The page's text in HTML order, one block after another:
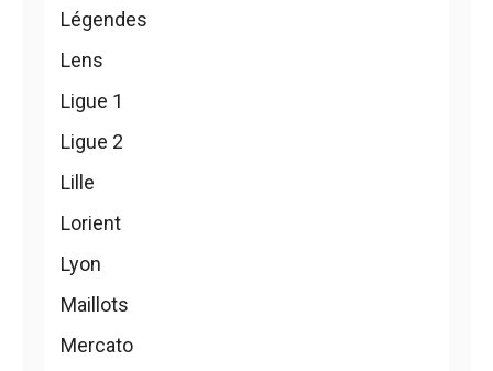
Légendes
Lens
Ligue 1
Ligue 2
Lille
Lorient
Lyon
Maillots
Mercato